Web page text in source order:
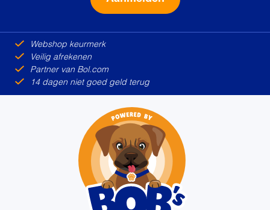
Webshop keurmerk
Veilig afrekenen
Partner van Bol.com
14 dagen niet goed geld terug